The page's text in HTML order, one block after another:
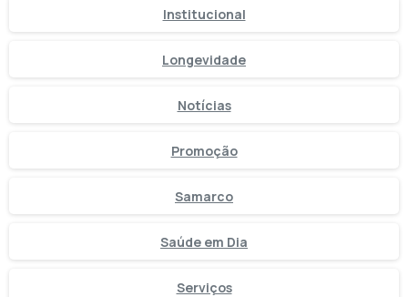
Institucional
Longevidade
Notícias
Promoção
Samarco
Saúde em Dia
Serviços